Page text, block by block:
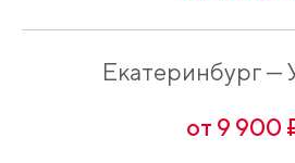
Екатеринбург —
от 9 900